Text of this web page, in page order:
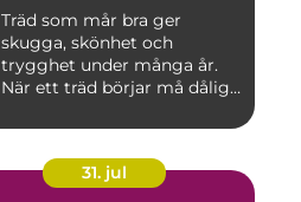
Träd som mår bra ger
skugga, skönhet och
trygghet under många år.
När ett träd börjar må dåligt
31. jul